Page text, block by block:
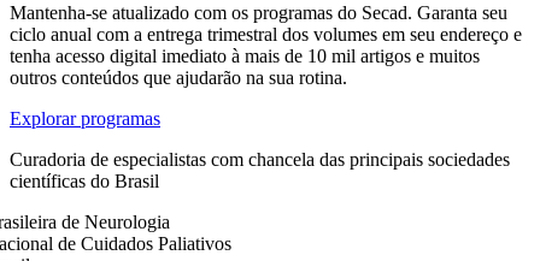
Mantenha-se atualizado com os programas do Secad. Garanta seu
ciclo anual com a entrega trimestral dos volumes em seu endereço e
tenha acesso digital imediato à mais de 10 mil artigos e muitos
outros conteúdos que ajudarão na sua rotina.
Explorar programas
Curadoria de especialistas com chancela das principais sociedades
científicas do Brasil